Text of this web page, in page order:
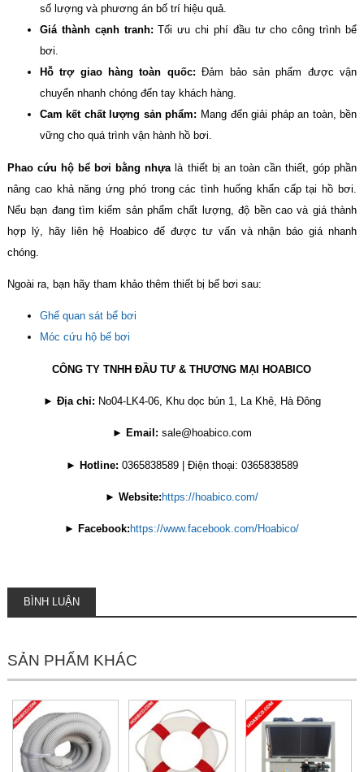
số lượng và phương án bố trí hiệu quả.
Giá thành cạnh tranh: Tối ưu chi phí đầu tư cho công trình bể
bơi.
Hỗ trợ giao hàng toàn quốc: Đảm bảo sản phẩm được vận
chuyển nhanh chóng đến tay khách hàng.
Cam kết chất lượng sản phẩm: Mang đến giải pháp an toàn, bền
vững cho quá trình vận hành hồ bơi.
Phao cứu hộ bể bơi bằng nhựalà thiết bị an toàn cần thiết, góp phần
nâng cao khả năng ứng phó trong các tình huống khẩn cấp tại hồ bơi.
Nếu bạn đang tìm kiếm sản phẩm chất lượng, độ bền cao và giá thành
hợp lý, hãy liên hệ Hoabico để được tư vấn và nhận báo giá nhanh
chóng.
Ngoài ra, bạn hãy tham khảo thêm thiết bị bể bơi sau:
Ghế quan sát bể bơi
Móc cứu hộ bể bơi
CÔNG TY TNHH ĐẦU TƯ & THƯƠNG MẠI HOABICO
► Địa chỉ: No04-LK4-06, Khu dọc bún 1, La Khê, Hà Đông
► Email: sale@hoabico.com
► Hotline: 0365838589 | Điện thoại: 0365838589
►Website: https://hoabico.com/
► Facebook: https://www.facebook.com/Hoabico/
BÌNH LUẬN
SẢN PHẨM KHÁC